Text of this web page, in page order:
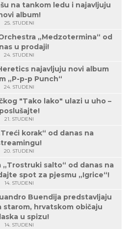
na tankom ledu i najavljuju
album!
25. STUDENI
„Medzotermina“ od
u prodaji!
24. STUDENI
najavljuju novi album
„P-p-p Punch“
24. STUDENI
"Tako lako" ulazi u uho –
poslušajte!
21. STUDENI
korak“ od danas na
20. STUDENI
„Trostruki salto“ od danas na
spot za pjesmu „Igrice“!
14. STUDENI
Buendija predstavljaju
starom, hrvatskom običaju
u spizu!
14. STUDENI